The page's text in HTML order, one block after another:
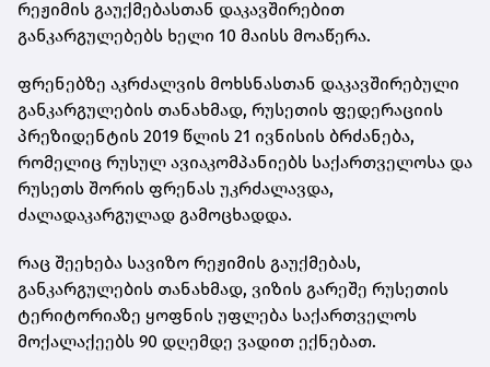
რეჟიმის გაუქმებასთან დაკავშირებით
განკარგულებებს ხელი 10 მაისს მოაწერა.
ფრენებზე აკრძალვის მოხსნასთან დაკავშირებული
განკარგულების თანახმად, რუსეთის ფედერაციის
პრეზიდენტის 2019 წლის 21 ივნისის ბრძანება,
რომელიც რუსულ ავიაკომპანიებს საქართველოსა და
რუსეთს შორის ფრენას უკრძალავდა,
ძალადაკარგულად გამოცხადდა.
რაც შეეხება სავიზო რეჟიმის გაუქმებას,
განკარგულების თანახმად, ვიზის გარეშე რუსეთის
ტერიტორიაზე ყოფნის უფლება საქართველოს
მოქალაქეებს 90 დღემდე ვადით ექნებათ.